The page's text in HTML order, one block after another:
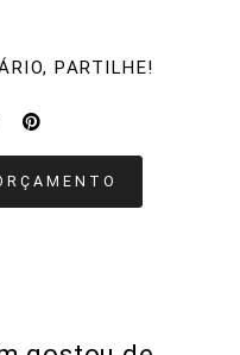
PARTILHE!